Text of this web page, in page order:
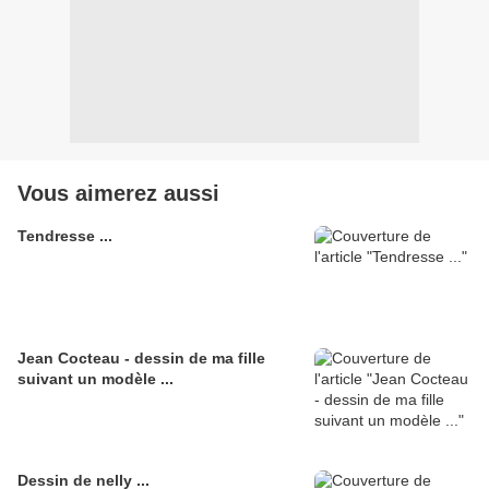
Vous aimerez aussi
Tendresse ...
Jean Cocteau - dessin de ma fille
suivant un modèle ...
Dessin de nelly ...